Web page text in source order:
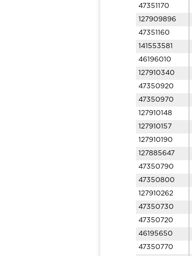
47351170
127909896
47351160
141553581
46196010
127910340
47350920
47350970
127910148
127910157
127910190
127885647
47350790
47350800
127910262
47350730
47350720
46195650
47350770